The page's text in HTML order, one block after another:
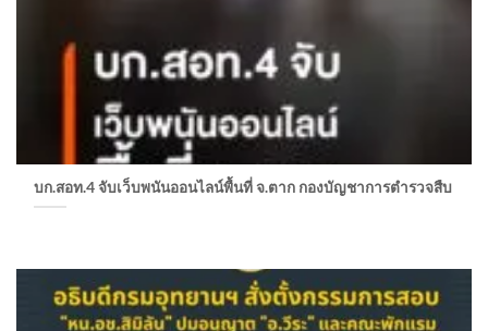
บก.สอท.4 จับเว็บพนันออนไลน์พื้นที่ จ.ตาก กองบัญชาการตำรวจสืบ